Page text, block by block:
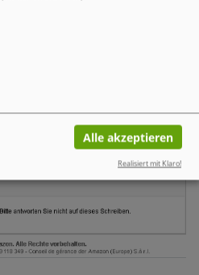
Alle akzeptieren
Realisiert mit Klaro!